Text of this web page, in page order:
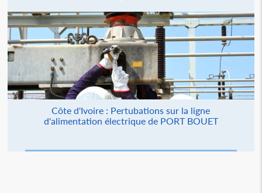
Côte d'Ivoire : Pertubations sur la ligne
d'alimentation électrique de PORT BOUET